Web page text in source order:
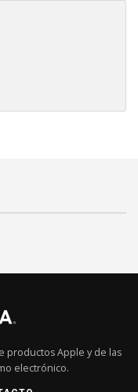
productos Apple y de las
electrónico.